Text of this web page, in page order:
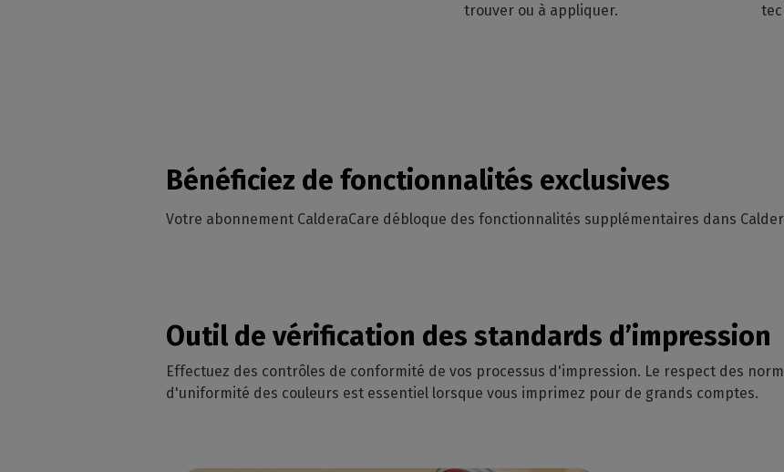
trouver ou à appliquer.
Bénéficiez de fonctionnalités exclusives
Votre abonnement CalderaCare débloque des fonctionnalités supplémentaires dans
Outil de vérification des standards d’impression
Effectuez des contrôles de conformité de vos processus d'impression. Le respect des
d'uniformité des couleurs est essentiel lorsque vous imprimez pour de grands comptes.